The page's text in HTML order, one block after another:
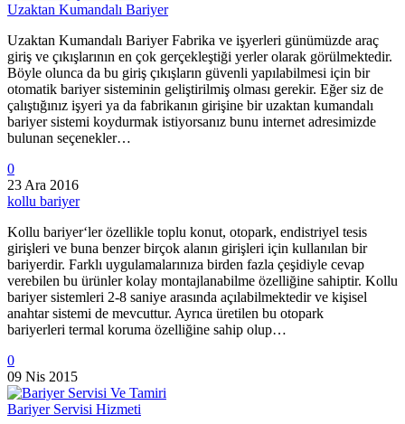
Uzaktan Kumandalı Bariyer
Uzaktan Kumandalı Bariyer Fabrika ve işyerleri günümüzde araç
giriş ve çıkışlarının en çok gerçekleştiği yerler olarak görülmektedir.
Böyle olunca da bu giriş çıkışların güvenli yapılabilmesi için bir
otomatik bariyer sisteminin geliştirilmiş olması gerekir. Eğer siz de
çalıştığınız işyeri ya da fabrikanın girişine bir uzaktan kumandalı
bariyer sistemi koydurmak istiyorsanız bunu internet adresimizde
bulunan seçenekler…
0
23 Ara 2016
kollu bariyer
Kollu bariyer‘ler özellikle toplu konut, otopark, endistriyel tesis
girişleri ve buna benzer birçok alanın girişleri için kullanılan bir
bariyerdir. Farklı uygulamalarınıza birden fazla çeşidiyle cevap
verebilen bu ürünler kolay montajlanabilme özelliğine sahiptir. Kollu
bariyer sistemleri 2-8 saniye arasında açılabilmektedir ve kişisel
anahtar sistemi de mevcuttur. Ayrıca üretilen bu otopark
bariyerleri termal koruma özelliğine sahip olup…
0
09 Nis 2015
Bariyer Servisi Hizmeti